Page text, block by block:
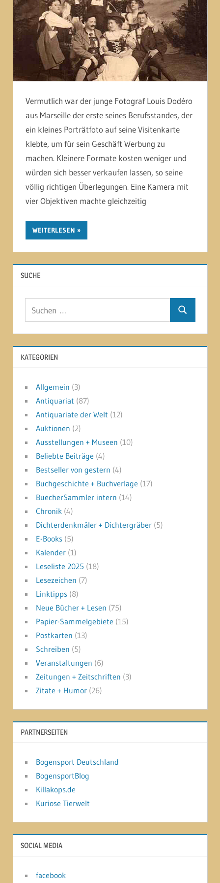
Vermutlich war der junge Fotograf Louis Dodéro
aus Marseille der erste seines Berufsstandes, der
ein kleines Porträtfoto auf seine Visitenkarte
klebte, um für sein Geschäft Werbung zu
machen. Kleinere Formate kosten weniger und
würden sich besser verkaufen lassen, so seine
völlig richtigen Überlegungen. Eine Kamera mit
vier Objektiven machte gleichzeitig
WEITERLESEN
SUCHE
Suchen
KATEGORIEN
Allgemein (3)
Antiquariat (87)
Antiquariate der Welt (12)
Auktionen (2)
Ausstellungen + Museen (10)
Beliebte Beiträge (4)
Bestseller von gestern (4)
Buchgeschichte + Buchverlage (17)
BuecherSammler intern (14)
Chronik(4)
Dichterdenkmäler + Dichtergräber(5)
E-Books(5)
Kalender(1)
Leseliste 2025 (18)
Lesezeichen (7)
Linktipps(8)
Neue Bücher + Lesen (75)
Papier-Sammelgebiete (15)
Postkarten (13)
Schreiben (5)
Veranstaltungen (6)
Zeitungen + Zeitschriften (3)
Zitate + Humor(26)
PARTNERSEITEN
Bogensport Deutschland
BogensportBlog
Killakops.de
Kuriose Tierwelt
SOCIAL MEDIA
facebook